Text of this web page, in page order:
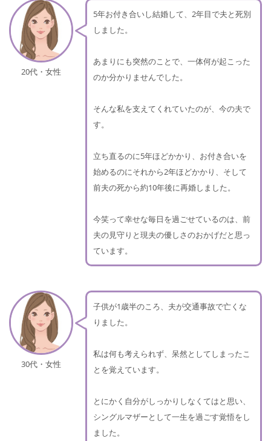
20代・女性
5年お付き合いし結婚して、2年目で夫と死別
しました。
あまりにも突然のことで、一体何が起こった
のか分かりませんでした。
そんな私を支えてくれていたのが、今の夫で
す。
立ち直るのに5年ほどかかり、お付き合いを
始めるのにそれから2年ほどかかり、そして
前夫の死から約10年後に再婚しました。
今笑って幸せな毎日を過ごせているのは、前
夫の見守りと現夫の優しさのおかげだと思っ
ています。
30代・女性
子供が1歳半のころ、夫が交通事故で亡くな
りました。
私は何も考えられず、呆然としてしまったこ
とを覚えています。
とにかく自分がしっかりしなくてはと思い、
シングルマザーとして一生を過ごす覚悟をし
ました。